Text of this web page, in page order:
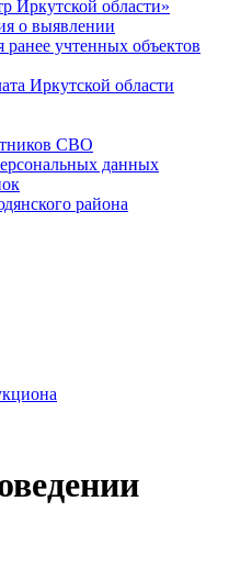
Иркутской области»
о выявлении
ранее учтенных объектов
Иркутской области
СВО
данных
района